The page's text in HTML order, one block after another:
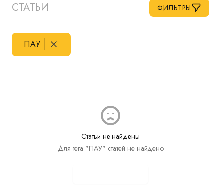
СТАТЬИ ФИЛЬТРЫ
ПАУ
Статьи не найдены
Для тега "ПАУ" статей не найдено